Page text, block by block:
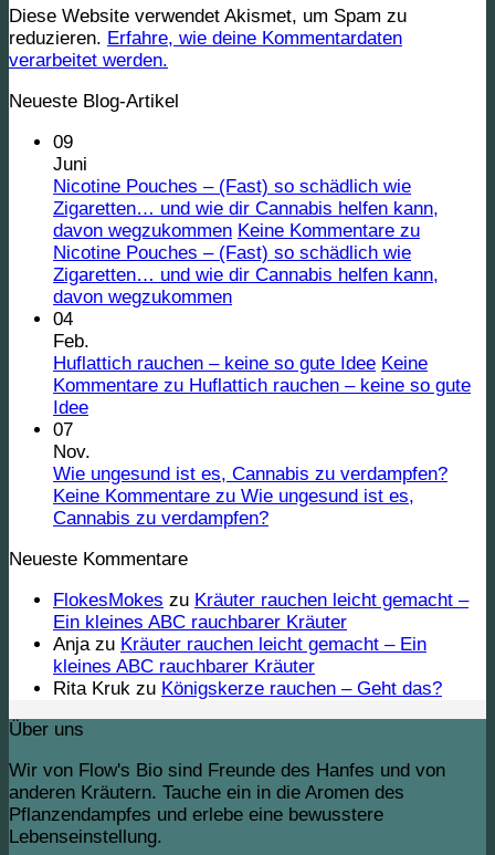
Diese Website verwendet Akismet, um Spam zu
reduzieren. Erfahre, wie deine Kommentardaten
verarbeitet werden.
Neueste Blog-Artikel
09
Juni
Nicotine Pouches – (Fast) so schädlich wie
Zigaretten… und wie dir Cannabis helfen kann,
davon wegzukommen Keine Kommentare zu
Nicotine Pouches – (Fast) so schädlich wie
Zigaretten… und wie dir Cannabis helfen kann,
davon wegzukommen
04
Feb.
Huflattich rauchen – keine so gute Idee Keine
Kommentare zu Huflattich rauchen – keine so gute
Idee
07
Nov.
Wie ungesund ist es, Cannabis zu verdampfen?
Keine Kommentare zu Wie ungesund ist es,
Cannabis zu verdampfen?
Neueste Kommentare
FlokesMokes zu Kräuter rauchen leicht gemacht –
Ein kleines ABC rauchbarer Kräuter
Anjazu Kräuter rauchen leicht gemacht – Ein
kleines ABC rauchbarer Kräuter
Rita Kruk zu Königskerze rauchen – Geht das?
Über uns
Wir von Flow's Bio sind Freunde des Hanfes und von
anderen Kräutern. Tauche ein in die Aromen des
Pflanzendampfes und erlebe eine bewusstere
Lebenseinstellung.